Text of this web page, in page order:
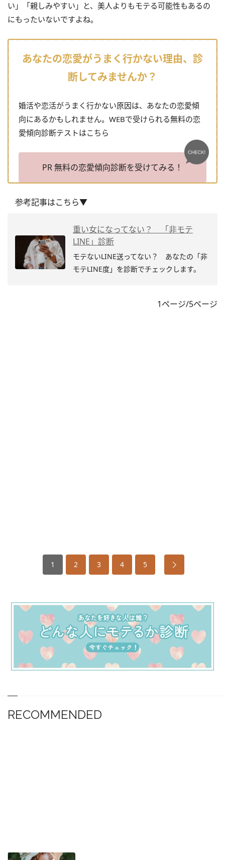
い」「親しみやすい」と、美人よりもモテる可能性もあるの
にもったいないですよね。
あなたの恋愛がうまく行かない理由、診
断してみませんか？
婚活や恋活がうまく行かない原因は、あなたの恋愛傾
向にあるかもしれません。WEBで受けられる無料の恋
愛傾向診断テストはこちら
PR 無料の恋愛傾向診断を受けてみる！
参考記事はこちら▼
重い女になってない？ 「非モテ
LINE」診断
モテないLINE送ってない？ あなたの「非
モテLINE度」を診断でチェックします。
1ページ/5ページ
1 2 3 4 5
RECOMMENDED